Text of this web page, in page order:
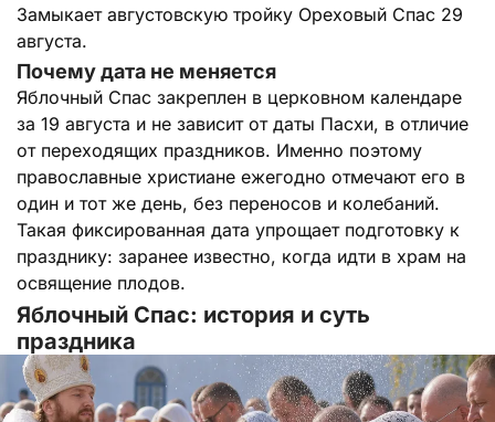
Замыкает августовскую тройку Ореховый Спас 29
августа.
Почему дата не меняется
Яблочный Спас закреплен в церковном календаре
за 19 августа и не зависит от даты Пасхи, в отличие
от переходящих праздников. Именно поэтому
православные христиане ежегодно отмечают его в
один и тот же день, без переносов и колебаний.
Такая фиксированная дата упрощает подготовку к
празднику: заранее известно, когда идти в храм на
освящение плодов.
Яблочный Спас: история и суть
праздника